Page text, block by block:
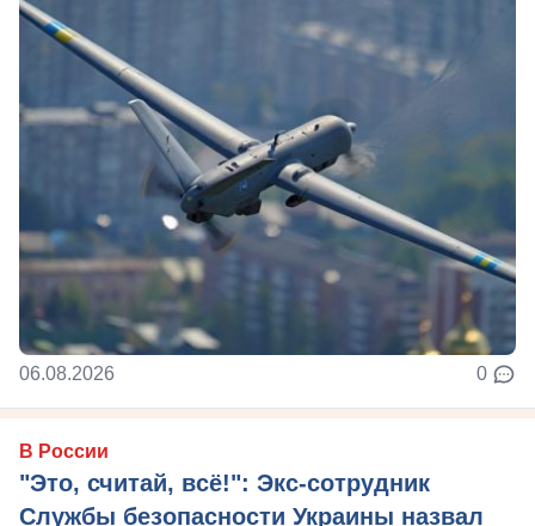
06.08.2026 0
В России
"Это, считай, всё!": Экс-сотрудник
Службы безопасности Украины назвал